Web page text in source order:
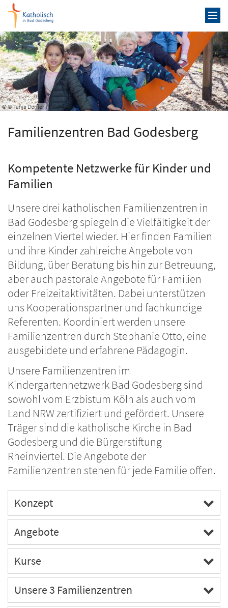
Zum Inhalt springen
© © Tanja Dörfler
Familienzentren Bad Godesberg
Kompetente Netzwerke für Kinder und
Familien
Unsere drei katholischen Familienzentren in
Bad Godesberg spiegeln die Vielfältigkeit der
einzelnen Viertel wieder. Hier finden Familien
und ihre Kinder zahlreiche Angebote von
Bildung, über Beratung bis hin zur Betreuung,
aber auch pastorale Angebote für Familien
oder Freizeitaktivitäten. Dabei unterstützen
uns Kooperationspartner und fachkundige
Referenten. Koordiniert werden unsere
Familienzentren durch Stephanie Otto, eine
ausgebildete und erfahrene Pädagogin.
Unsere Familienzentren im
Kindergartennetzwerk Bad Godesberg sind
sowohl vom Erzbistum Köln als auch vom
Land NRW zertifiziert und gefördert. Unsere
Träger sind die katholische Kirche in Bad
Godesberg und die Bürgerstiftung
Rheinviertel. Die Angebote der
Familienzentren stehen für jede Familie offen.
Konzept
Angebote
Kurse
Unsere 3 Familienzentren